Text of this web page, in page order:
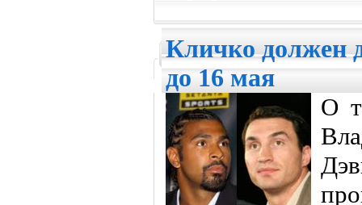
Кличко должен
до 16 мая
О